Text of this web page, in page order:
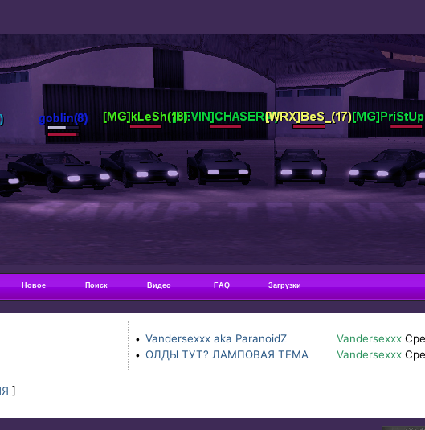
Новое Поиск Видео FAQ Загрузки
• Vandersexxx aka ParanoidZ Vandersexxx
• ОЛДЫ ТУТ? ЛАМПОВАЯ ТЕМА Vandersexxx
]